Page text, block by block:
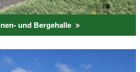
und Bergehalle